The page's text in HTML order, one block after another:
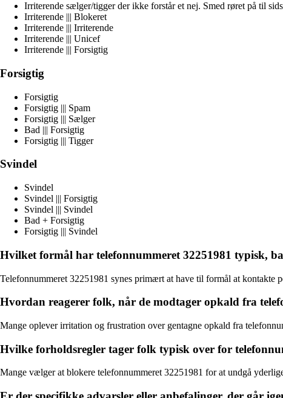
Irriterende sælger/tigger der ikke forstår et nej. Smed røret på til
Irriterende ||| Blokeret
Irriterende ||| Irriterende
Irriterende ||| Unicef
Irriterende ||| Forsigtig
Forsigtig
Forsigtig
Forsigtig ||| Spam
Forsigtig ||| Sælger
Bad ||| Forsigtig
Forsigtig ||| Tigger
Svindel
Svindel
Svindel ||| Forsigtig
Svindel ||| Svindel
Bad + Forsigtig
Forsigtig ||| Svindel
Hvilket formål har telefonnummeret 32251981 typisk,
Telefonnummeret 32251981 synes primært at have til formål at kontakte
Hvordan reagerer folk, når de modtager opkald fra
Mange oplever irritation og frustration over gentagne opkald fra
Hvilke forholdsregler tager folk typisk over for
Mange vælger at blokere telefonnummeret 32251981 for at undgå